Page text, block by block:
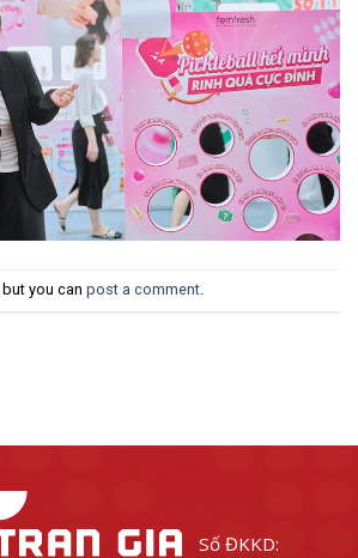
you can post a comment.
Số ĐKKD: